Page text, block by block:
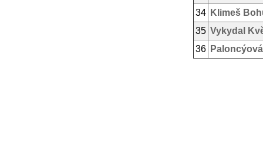
34 Klimeš
35 Vykydal
36